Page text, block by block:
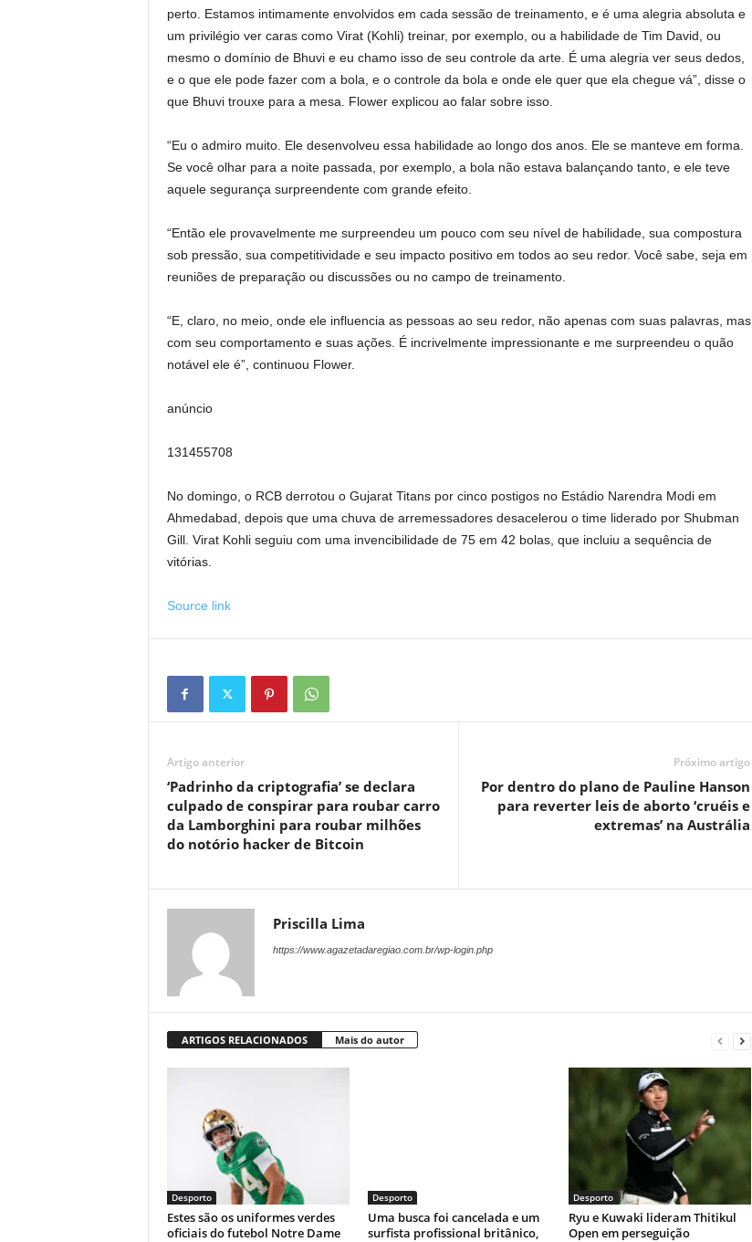
perto. Estamos intimamente envolvidos em cada sessão de treinamento, e é uma alegria absoluta e
um privilégio ver caras como Virat (Kohli) treinar, por exemplo, ou a habilidade de Tim David, ou
mesmo o domínio de Bhuvi e eu chamo isso de seu controle da arte. É uma alegria ver seus dedos,
e o que ele pode fazer com a bola, e o controle da bola e onde ele quer que ela chegue vá”, disse o
que Bhuvi trouxe para a mesa. Flower explicou ao falar sobre isso.
“Eu o admiro muito. Ele desenvolveu essa habilidade ao longo dos anos. Ele se manteve em forma.
Se você olhar para a noite passada, por exemplo, a bola não estava balançando tanto, e ele teve
aquele segurança surpreendente com grande efeito.
“Então ele provavelmente me surpreendeu um pouco com seu nível de habilidade, sua compostura
sob pressão, sua competitividade e seu impacto positivo em todos ao seu redor. Você sabe, seja em
reuniões de preparação ou discussões ou no campo de treinamento.
“E, claro, no meio, onde ele influencia as pessoas ao seu redor, não apenas com suas palavras, mas
com seu comportamento e suas ações. É incrivelmente impressionante e me surpreendeu o quão
notável ele é”, continuou Flower.
anúncio
131455708
No domingo, o RCB derrotou o Gujarat Titans por cinco postigos no Estádio Narendra Modi em
Ahmedabad, depois que uma chuva de arremessadores desacelerou o time liderado por Shubman
Gill. Virat Kohli seguiu com uma invencibilidade de 75 em 42 bolas, que incluiu a sequência de
vitórias.
Source link
Artigo anterior
‘Padrinho da criptografia’ se declara
culpado de conspirar para roubar carro
da Lamborghini para roubar milhões
do notório hacker de Bitcoin
Próximo artigo
Por dentro do plano de Pauline Hanson
para reverter leis de aborto ‘cruéis e
extremas’ na Austrália
Priscilla Lima
https://www.agazetadaregiao.com.br/wp-login.php
ARTIGOS RELACIONADOS Mais do autor
Desporto
Estes são os uniformes verdes
oficiais do futebol Notre Dame
Desporto
Uma busca foi cancelada e um
surfista profissional britânico,
Desporto
Ryu e Kuwaki lideram Thitikul
Open em perseguição